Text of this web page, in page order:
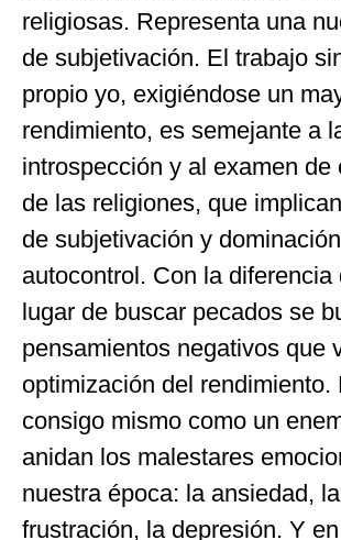
religiosas. Representa una
de subjetivación. El trabajo
propio yo, exigiéndose un
rendimiento, es semejante a
introspección y al examen de
de las religiones, que
de subjetivación y
autocontrol. Con la diferencia
lugar de buscar pecados se
pensamientos negativos que
optimización del rendimiento.
consigo mismo como un
anidan los malestares
nuestra época: la ansiedad,
frustración, la depresión. Y